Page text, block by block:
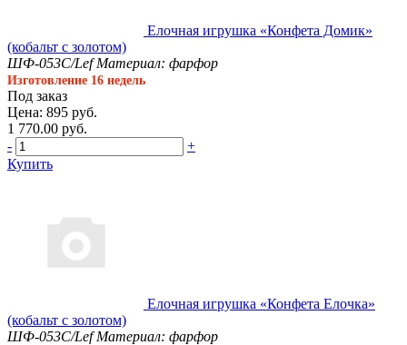
Елочная игрушка «Конфета Домик»
(кобальт с золотом)
ШФ-053С/Lef Материал: фарфор
Изготовление 16 недель
Под заказ
Цена: 895 руб.
1 770.00 руб.
-
+
Купить
Елочная игрушка «Конфета Елочка»
(кобальт с золотом)
ШФ-053С/Lef Материал: фарфор